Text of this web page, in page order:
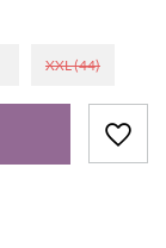
XXL (44)